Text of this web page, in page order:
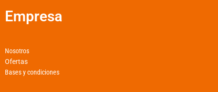
Empresa
Nosotros
Ofertas
Bases y condiciones